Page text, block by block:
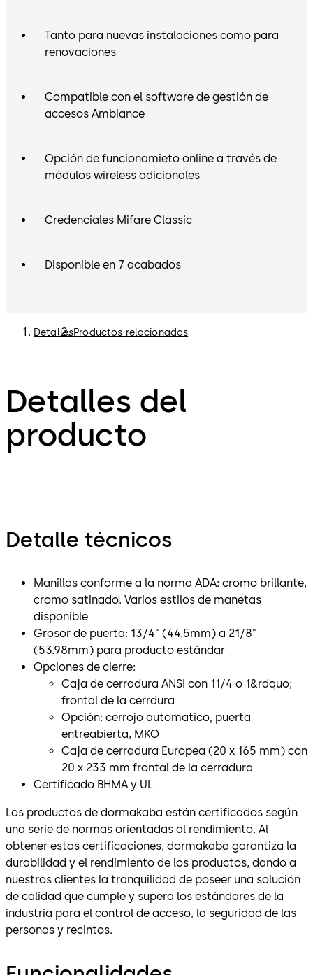
Tanto para nuevas instalaciones como para
renovaciones
Compatible con el software de gestión de
accesos Ambiance
Opción de funcionamieto online a través de
módulos wireless adicionales
Credenciales Mifare Classic
Disponible en 7 acabados
DetallesProductos relacionados
Detalles del
producto
Detalle técnicos
Manillas conforme a la norma ADA: cromo brillante,
cromo satinado. Varios estilos de manetas
disponible
Grosor de puerta: 13/4" (44.5mm) a 21/8"
(53.98mm) para producto estándar
Opciones de cierre:
Caja de cerradura ANSI con 11/4 o 1&rdquo;
frontal de la cerrdura
Opción: cerrojo automatico, puerta
entreabierta, MKO
Caja de cerradura Europea (20 x 165 mm) con
20 x 233 mm frontal de la cerradura
Certificado BHMA y UL
Los productos de dormakaba están certificados según
una serie de normas orientadas al rendimiento. Al
obtener estas certificaciones, dormakaba garantiza la
durabilidad y el rendimiento de los productos, dando a
nuestros clientes la tranquilidad de poseer una solución
de calidad que cumple y supera los estándares de la
industria para el control de acceso, la seguridad de las
personas y recintos.